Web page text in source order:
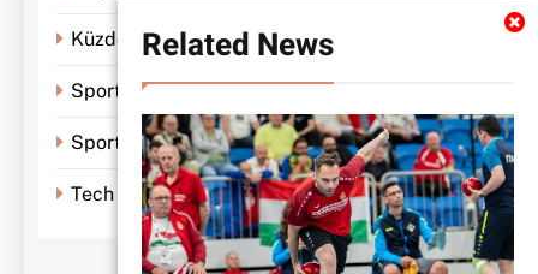
Related News
Küzdősportok
Sportbánya
Sporthírek
Tech